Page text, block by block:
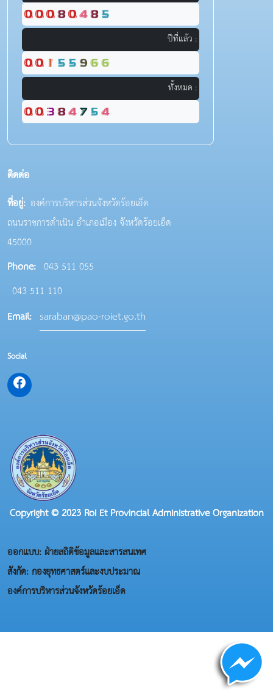
ปีที่แล้ว :
ทั้งหมด :
ติดต่อ
ที่อยู่: องค์การบริหารส่วนจังหวัดร้อยเอ็ด
ถนนราชการดำเนิน อำเภอเมือง จังหวัดร้อยเอ็ด
45000
Phone: 043 511 055
043 511 110
Email: saraban@pao-roiet.go.th
Social
Copyright © 2023 Roi Et Provincial Administrative Organization
ออกแบบ: ฝ่ายสถิติข้อมูลและสารสนเทศ
สังกัด: กองยุทธศาสตร์และงบประมาณ
องค์การบริหารส่วนจังหวัดร้อยเอ็ด